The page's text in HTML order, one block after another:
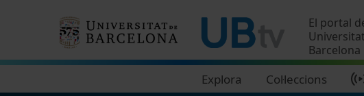
El portal
Barcelona
Explora Col·leccions